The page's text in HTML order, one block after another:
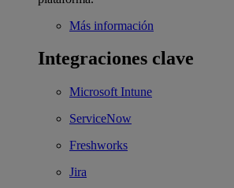
Más información
Integraciones clave
Microsoft Intune
ServiceNow
Freshworks
Jira